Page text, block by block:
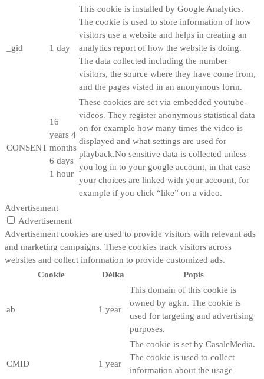
_gid 1 day
This cookie is installed by Google Analytics.
The cookie is used to store information of how
visitors use a website and helps in creating an
analytics report of how the website is doing.
The data collected including the number
visitors, the source where they have come from,
and the pages visted in an anonymous form.
CONSENT
16
years 4
months
6 days
1 hour
These cookies are set via embedded youtube-
videos. They register anonymous statistical data
on for example how many times the video is
displayed and what settings are used for
playback.No sensitive data is collected unless
you log in to your google account, in that case
your choices are linked with your account, for
example if you click “like” on a video.
Advertisement
Advertisement
Advertisement cookies are used to provide visitors with relevant ads
and marketing campaigns. These cookies track visitors across
websites and collect information to provide customized ads.
Cookie
Délka Popis
ab 1 year
This domain of this cookie is
owned by agkn. The cookie is
used for targeting and advertising
purposes.
CMID 1 year
The cookie is set by CasaleMedia.
The cookie is used to collect
information about the usage